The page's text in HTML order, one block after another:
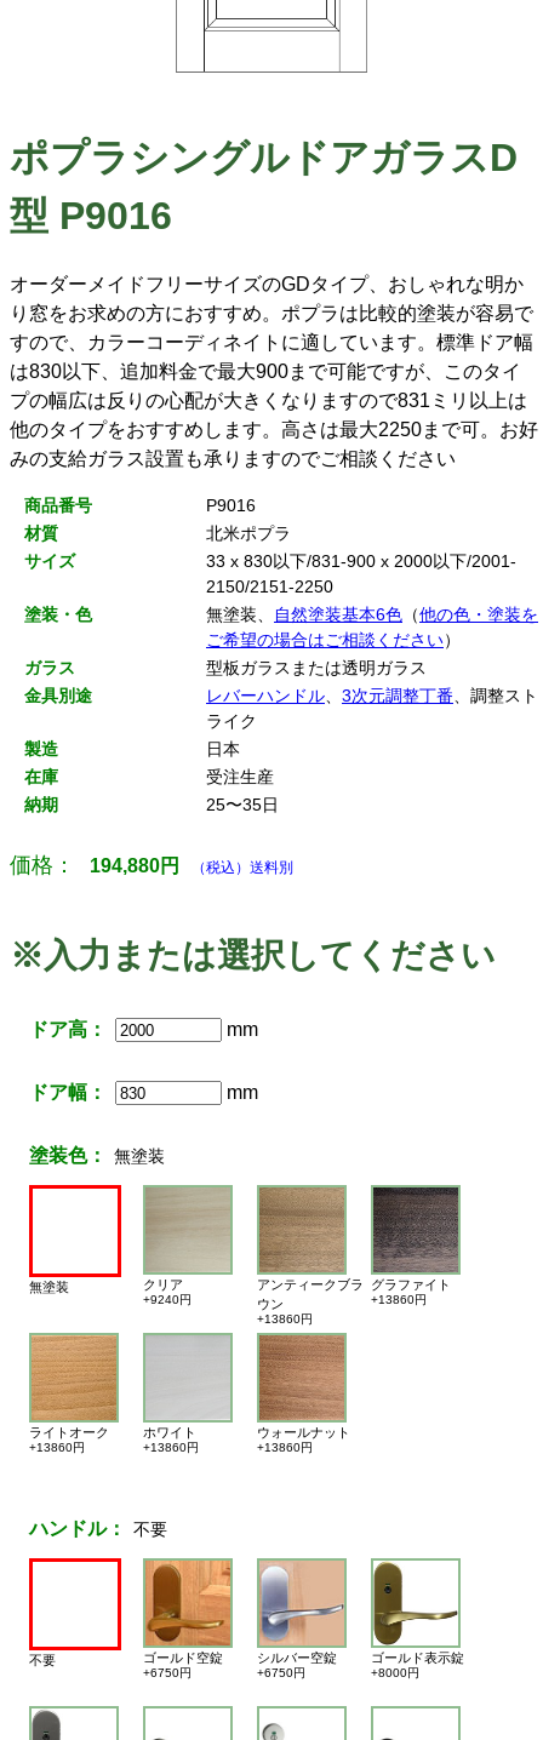
ポプラシングルドアガラスD
型 P9016
オーダーメイドフリーサイズのGDタイプ、おしゃれな明か
り窓をお求めの方におすすめ。ポプラは比較的塗装が容易で
すので、カラーコーディネイトに適しています。標準ドア幅
は830以下、追加料金で最大900まで可能ですが、このタイ
プの幅広は反りの心配が大きくなりますので831ミリ以上は
他のタイプをおすすめします。高さは最大2250まで可。お好
みの支給ガラス設置も承りますのでご相談ください
商品番号
P9016
材質
北米ポプラ
サイズ
33 x 830以下/831-900 x 2000以下/2001-
2150/2151-2250
塗装・色
無塗装、 自然塗装基本6色 （他の色・塗装を
ご希望の場合はご相談ください）
ガラス
型板ガラスまたは透明ガラス
金具別途
レバーハンドル、 3次元調整丁番、調整スト
ライク
製造
日本
在庫
受注生産
納期
25〜35日
価格： 194,880円 （税込）送料別
※入力または選択してください
ドア高： mm
ドア幅： mm
塗装色： 無塗装
無塗装 クリア
+9240円
アンティークブラ
ウン
+13860円
グラファイト
+13860円
ライトオーク
+13860円
ホワイト
+13860円
ウォールナット
+13860円
ハンドル： 不要
不要 ゴールド空錠
+6750円
シルバー空錠
+6750円
ゴールド表示錠
+8000円